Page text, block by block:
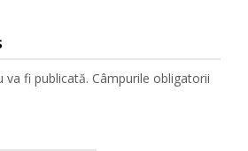
va fi publicată. Câmpurile obligatorii